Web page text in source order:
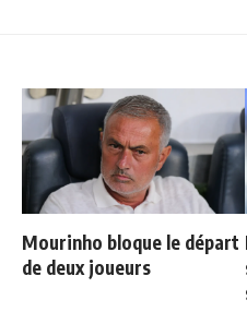
Mourinho bloque le départ
de deux joueurs